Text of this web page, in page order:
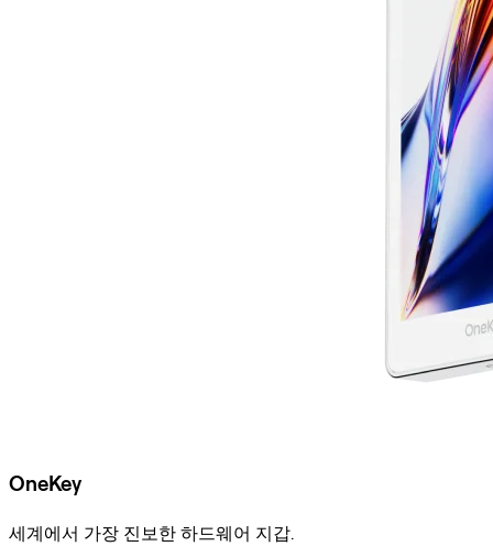
OneKey
세계에서 가장 진보한 하드웨어 지갑.